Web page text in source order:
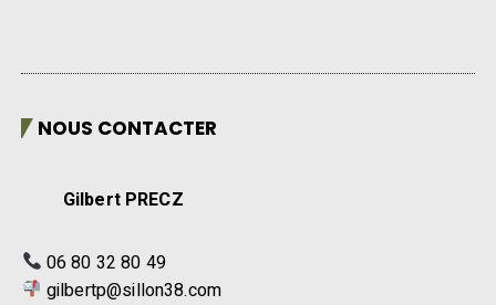
NOUS CONTACTER
Gilbert PRECZ
06 80 32 80 49
gilbertp@sillon38.com